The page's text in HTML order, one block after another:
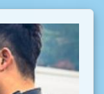
，方便後面使